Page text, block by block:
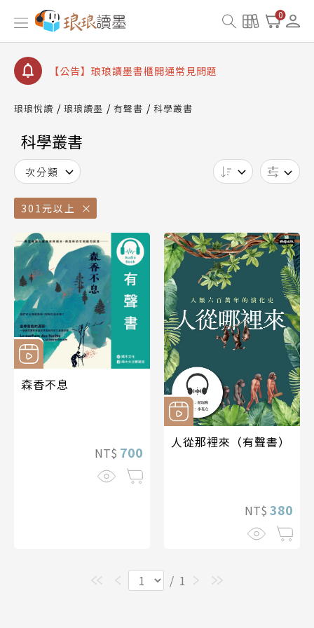
0
【公告】琅琅書店服務升級重要說明及資產合併結果
查詢
【公告】琅琅讀墨數位閱讀資產合併與書櫃開通申請
【公告】琅琅讀墨書櫃開通常見問題
請圖文教學
查詢
琅琅悅讀 琅琅讀墨 有聲書 科學叢書
科學叢書
次分類
301元以上
森香不息
NT$ 700
人從那裡來（有聲書）
NT$ 380
/ 1